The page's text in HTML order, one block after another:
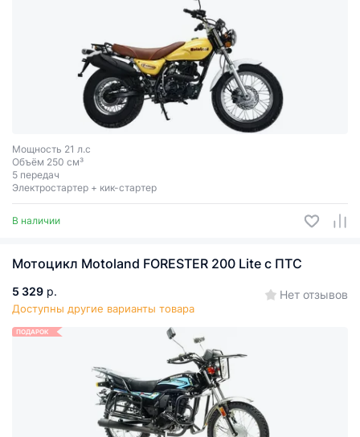
Мощность 21 л.с
Объём 250 см³
5 передач
Электростартер + кик-стартер
В наличии
Мотоцикл Motoland FORESTER 200 Lite c ПТС
5 329 р.
Доступны другие варианты товара
Нет отзывов
ПОДАРОК